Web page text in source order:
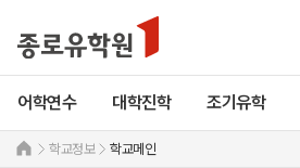
어학연수 대학진학 조기유학
학교정보 학교메인